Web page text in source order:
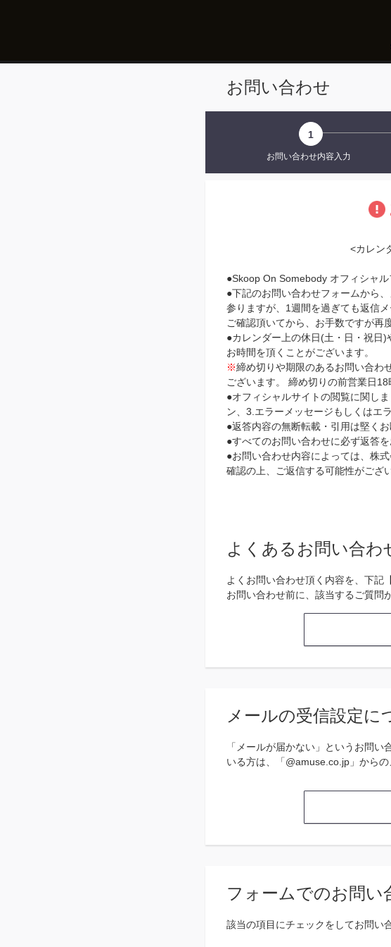
お問い合わせ
1
お問い合わせ内容入力
<カレン
●Skoop On Somebody オフィシャ
●下記のお問い合わせフォームから
参りますが、1週間を過ぎても返信
ご確認頂いてから、お手数ですが再
●カレンダー上の休日(土・日・祝日
お時間を頂くことがございます。
※締め切りや期限のあるお問い合わ
ございます。 締め切りの前営業日
●オフィシャルサイトの閲覧に関し
ン、3.エラーメッセージもしくはエ
●返答内容の無断転載・引用は堅く
●すべてのお問い合わせに必ず返答
●お問い合わせ内容によっては、株
確認の上、ご返信する可能性がござ
よくあるお問い合わ
よくお問い合わせ頂く内容を、下記
お問い合わせ前に、該当するご質問
メールの受信設定に
「メールが届かない」というお問
いる方は、「@amuse.co.jp」から
フォームでのお問い
該当の項目にチェックをしてお問い